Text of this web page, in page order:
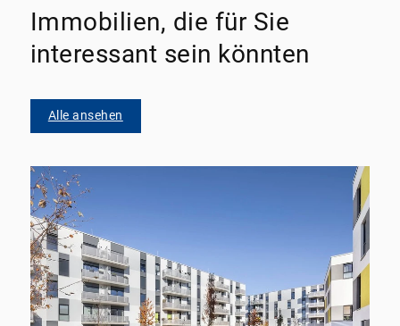
Immobilien, die für Sie
interessant sein könnten
Alle ansehen